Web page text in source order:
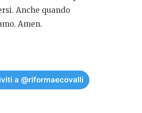
Anche quando
Amen.
a @riformaecovalli